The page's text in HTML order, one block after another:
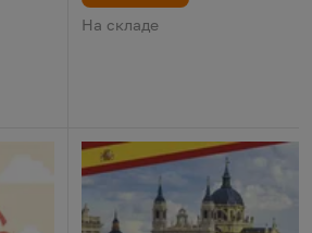
На складе